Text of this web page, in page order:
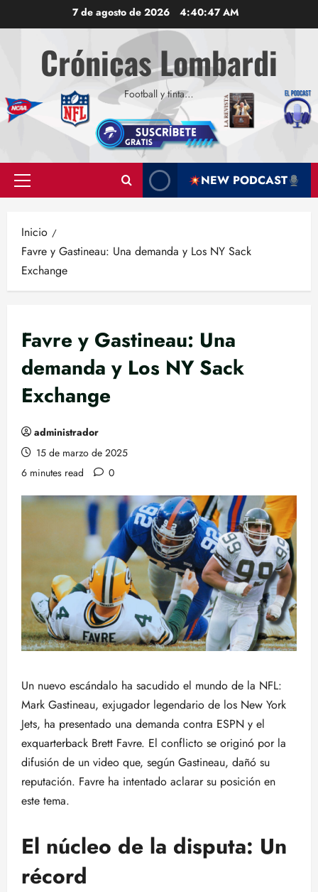
al
contenido
7 de agosto de 2026 4:40:48 AM
Crónicas Lombardi
Football y tinta…
Menú
NEW PODCAST
Inicio
Favre y Gastineau: Una demanda y Los NY Sack
Exchange
Favre y Gastineau: Una
demanda y Los NY Sack
Exchange
administrador
15 de marzo de 2025
6 minutes read
0
Un nuevo escándalo ha sacudido el mundo de la NFL:
Mark Gastineau, exjugador legendario de los New York
Jets, ha presentado una demanda contra ESPN y el
exquarterback Brett Favre. El conflicto se originó por la
difusión de un video que, según Gastineau, dañó su
reputación. Favre ha intentado aclarar su posición en
este tema.
El núcleo de la disputa: Un
récord